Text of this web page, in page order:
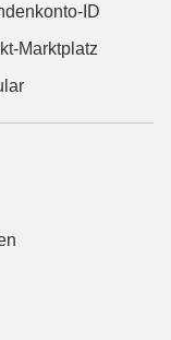
ID
Marktplatz